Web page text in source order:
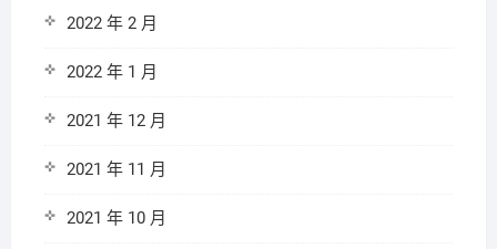
2022 年 2 月
2022 年 1 月
2021 年 12 月
2021 年 11 月
2021 年 10 月